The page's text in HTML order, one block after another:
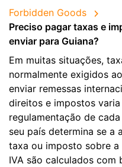
Forbidden Goods
Preciso pagar taxas e
enviar para Guiana?
Em muitas situações,
normalmente exigidos
enviar remessas
direitos e impostos
regulamentação de
seu país determina se a
taxa ou imposto sobre a
IVA são calculados com